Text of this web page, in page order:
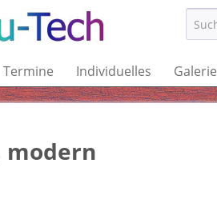
Termine Individuelles Galerie
modern